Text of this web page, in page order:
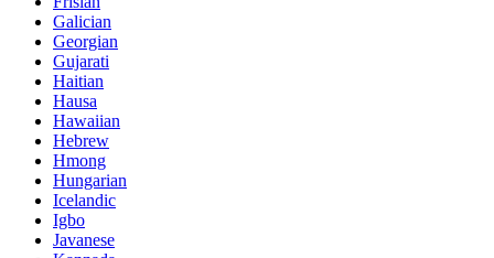
Galician
Georgian
Gujarati
Haitian
Hausa
Hawaiian
Hebrew
Hmong
Hungarian
Icelandic
Igbo
Javanese